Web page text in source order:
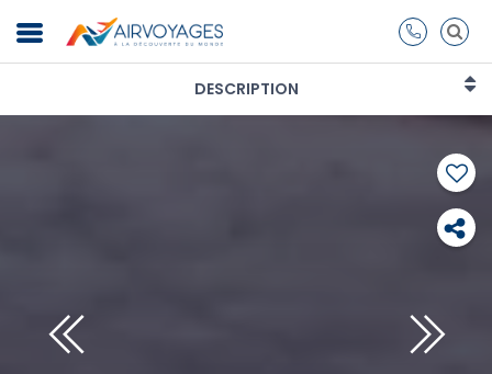
DESCRIPTION